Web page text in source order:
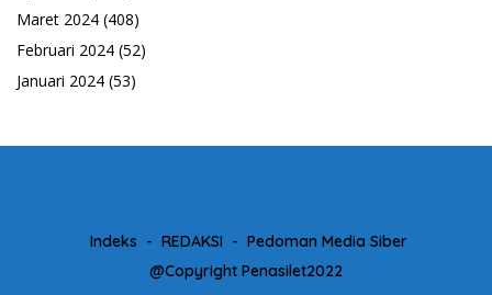
Maret 2024 (408)
Februari 2024 (52)
Januari 2024 (53)
Indeks REDAKSI
Pedoman Media Siber
@Copyright Penasilet2022